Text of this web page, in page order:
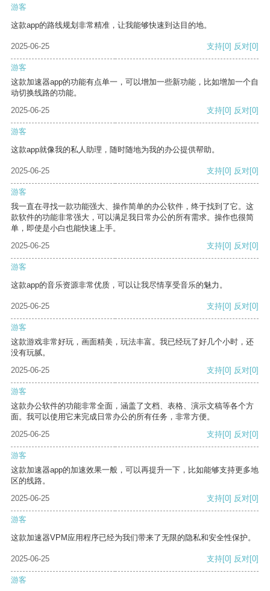
游客
这款app的路线规划非常精准，让我能够快速到达目的地。
2025-06-25 支持[0] 反对[0]
游客
这款加速器app的功能有点单一，可以增加一些新功能，比如增加一个自
动切换线路的功能。
2025-06-25
支持[0] 反对[0]
游客
这款app就像我的私人助理，随时随地为我的办公提供帮助。
2025-06-25 支持[0] 反对[0]
游客
我一直在寻找一款功能强大、操作简单的办公软件，终于找到了它。这
款软件的功能非常强大，可以满足我日常办公的所有需求。操作也很简
单，即使是小白也能快速上手。
2025-06-25
支持[0] 反对[0]
游客
这款app的音乐资源非常优质，可以让我尽情享受音乐的魅力。
2025-06-25 支持[0] 反对[0]
游客
这款游戏非常好玩，画面精美，玩法丰富。我已经玩了好几个小时，还
没有玩腻。
2025-06-25
支持[0] 反对[0]
游客
这款办公软件的功能非常全面，涵盖了文档、表格、演示文稿等各个方
面。我可以使用它来完成日常办公的所有任务，非常方便。
2025-06-25
支持[0] 反对[0]
游客
这款加速器app的加速效果一般，可以再提升一下，比如能够支持更多地
区的线路。
2025-06-25
支持[0] 反对[0]
游客
这款加速器VPM应用程序已经为我们带来了无限的隐私和安全性保护。
2025-06-25 支持[0] 反对[0]
游客